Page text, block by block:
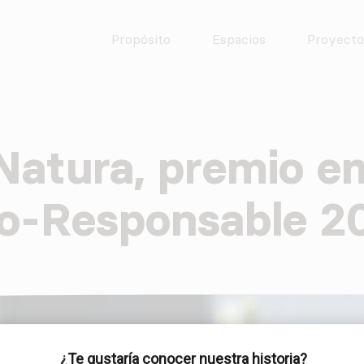
to
content
educación, salud y tecnología.
Propósito Espacios
premio
Responsable
¿Te gustaría conocer nuestra historia?